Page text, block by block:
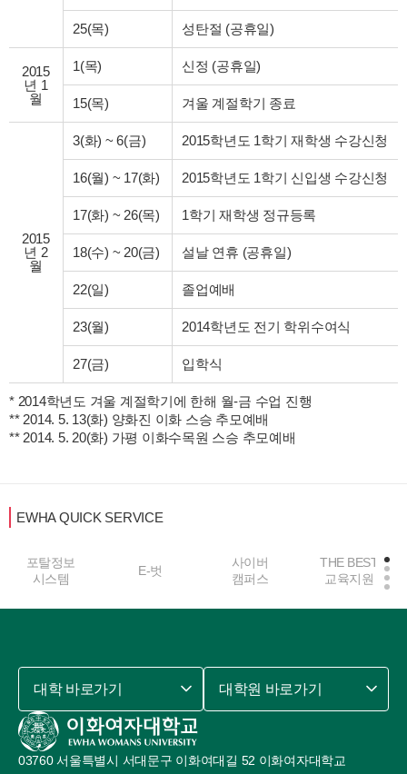
25(목) 성탄절 (공휴일)
2015
년 1
월
1(목) 신정 (공휴일)
15(목) 겨울 계절학기 종료
2015
년 2
월
3(화) ~ 6(금) 2015학년도 1학기 재학생 수강신청
16(월) ~ 17(화) 2015학년도 1학기 신입생 수강신청
17(화) ~ 26(목) 1학기 재학생 정규등록
18(수) ~ 20(금) 설날 연휴 (공휴일)
22(일) 졸업예배
23(월) 2014학년도 전기 학위수여식
27(금) 입학식
* 2014학년도 겨울 계절학기에 한해 월-금 수업 진행
** 2014. 5. 13(화) 양화진 이화 스승 추모예배
** 2014. 5. 20(화) 가평 이화수목원 스승 추모예배
EWHA QUICK SERVICE
포탈정보
시스템
E-벗
사이버
캠퍼스
THE BEST
교육지원
03760 서울특별시 서대문구 이화여대길 52 이화여자대학교
대학 바로가기 대학원 바로가기